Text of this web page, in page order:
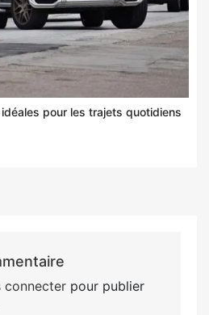
pour les trajets quotidiens
connecterpour publier